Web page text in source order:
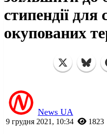
стипендії для
окупованих
News UA
9 грудня 2021, 10:34 1823